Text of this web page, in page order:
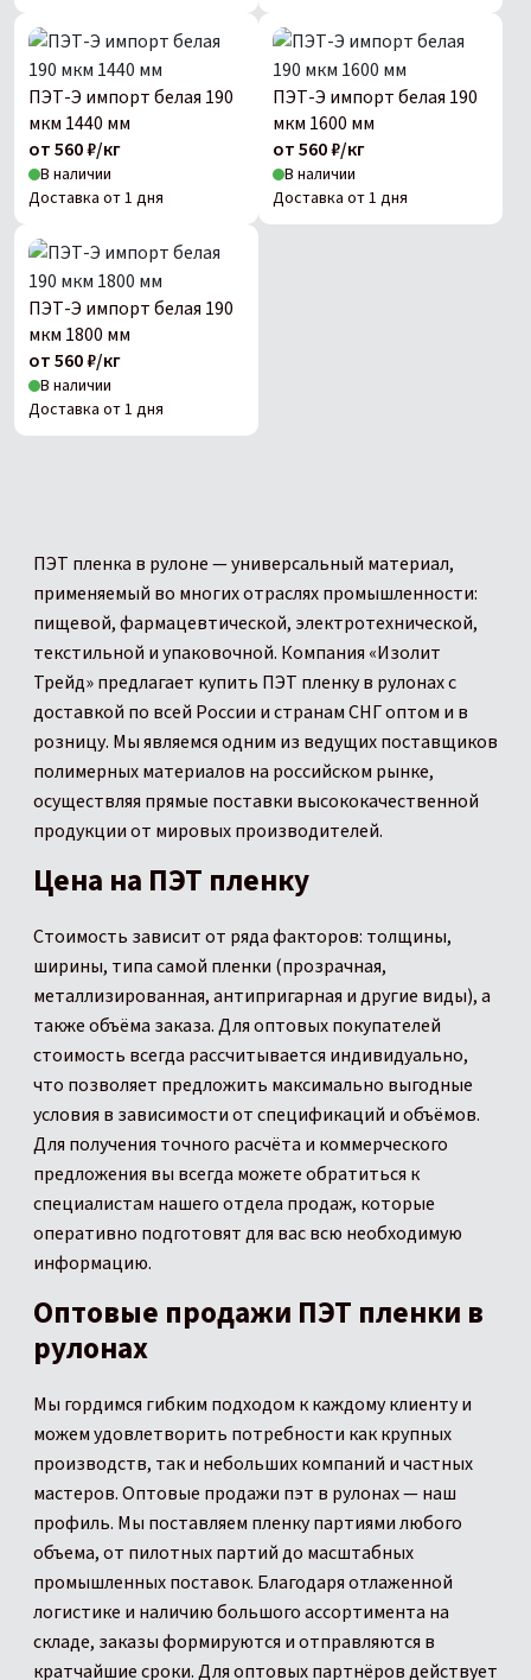
ПЭТ-Э импорт белая 190
мкм 1440 мм
от 560 ₽/кг
В наличии
Доставка от 1 дня
ПЭТ-Э импорт белая 190
мкм 1600 мм
от 560 ₽/кг
В наличии
Доставка от 1 дня
ПЭТ-Э импорт белая 190
мкм 1800 мм
от 560 ₽/кг
В наличии
Доставка от 1 дня
ПЭТ пленка в рулоне — универсальный материал,
применяемый во многих отраслях промышленности:
пищевой, фармацевтической, электротехнической,
текстильной и упаковочной. Компания «Изолит
Трейд» предлагает купить ПЭТ пленку в рулонах с
доставкой по всей России и странам СНГ оптом и в
розницу. Мы являемся одним из ведущих поставщиков
полимерных материалов на российском рынке,
осуществляя прямые поставки высококачественной
продукции от мировых производителей.
Цена на ПЭТ пленку
Стоимость зависит от ряда факторов: толщины,
ширины, типа самой пленки (прозрачная,
металлизированная, антипригарная и другие виды), а
также объёма заказа. Для оптовых покупателей
стоимость всегда рассчитывается индивидуально,
что позволяет предложить максимально выгодные
условия в зависимости от спецификаций и объёмов.
Для получения точного расчёта и коммерческого
предложения вы всегда можете обратиться к
специалистам нашего отдела продаж, которые
оперативно подготовят для вас всю необходимую
информацию.
Оптовые продажи ПЭТ пленки в
рулонах
Мы гордимся гибким подходом к каждому клиенту и
можем удовлетворить потребности как крупных
производств, так и небольших компаний и частных
мастеров. Оптовые продажи пэт в рулонах — наш
профиль. Мы поставляем пленку партиями любого
объема, от пилотных партий до масштабных
промышленных поставок. Благодаря отлаженной
логистике и наличию большого ассортимента на
складе, заказы формируются и отправляются в
кратчайшие сроки. Для оптовых партнёров действует